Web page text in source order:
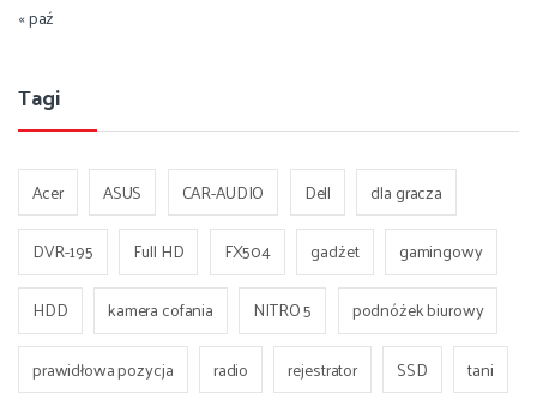
« paź
Tagi
Acer ASUS CAR-AUDIO Dell
dla gracza
DVR-195
Full HD FX504 gadżet
gamingowy
HDD
kamera cofania NITRO 5
podnóżek biurowy
prawidłowa pozycja
radio rejestrator SSD
tani